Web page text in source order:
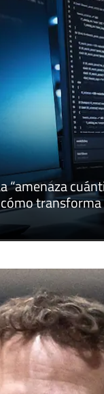
“amenaza